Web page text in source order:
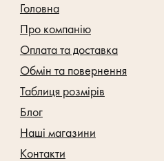
Головна
Про компанію
Оплата та доставка
Обмін та повернення
Таблиця розмірів
Блог
Наші магазини
Контакти